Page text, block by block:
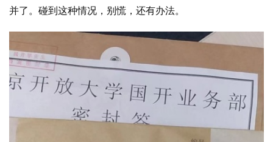
并了。碰到这种情况，别慌，还有办法。